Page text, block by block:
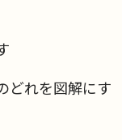
どれを図解にす